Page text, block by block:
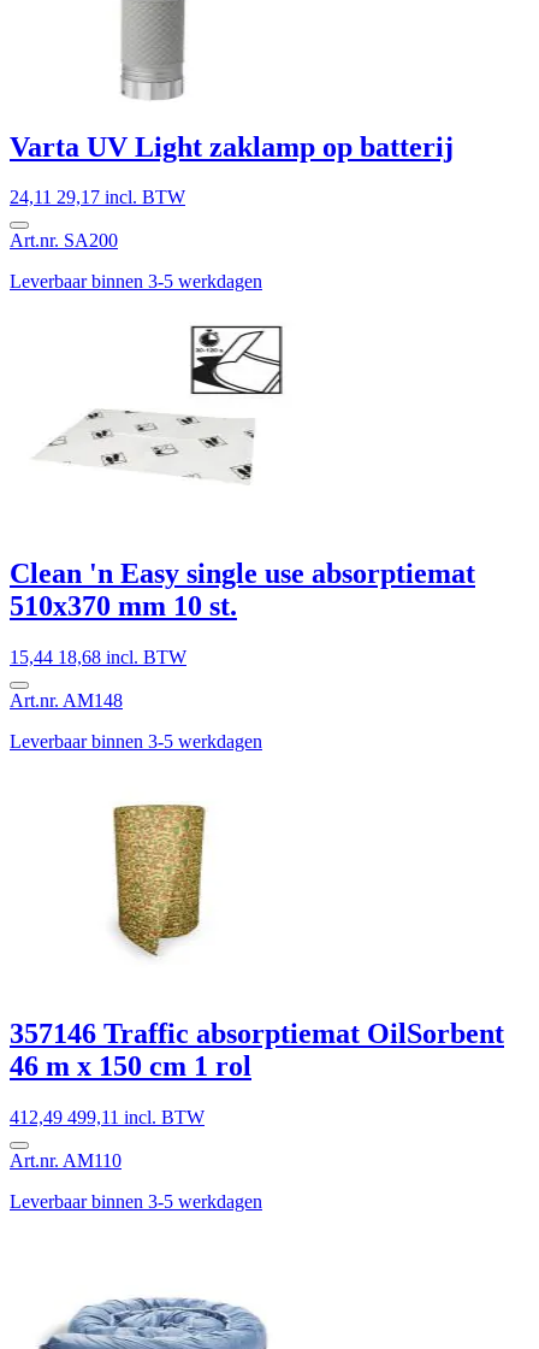
Varta UV Light zaklamp op batterij
24,11 29,17 incl. BTW
Art.nr. SA200
Leverbaar binnen 3-5 werkdagen
Clean 'n Easy single use absorptiemat
510x370 mm 10 st.
15,44 18,68 incl. BTW
Art.nr. AM148
Leverbaar binnen 3-5 werkdagen
357146 Traffic absorptiemat OilSorbent
46 m x 150 cm 1 rol
412,49 499,11 incl. BTW
Art.nr. AM110
Leverbaar binnen 3-5 werkdagen